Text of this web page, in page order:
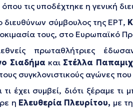
όπου τις υποδέχτηκε η γενική
διευθύνων σύμβουλος της ΕΡΤ,
τους, στο Ευρωπαϊκό
πρωταθλήτριες
Σιαδήμα και Στέλλα
συγκλονιστικούς αγώνες
τι έχει συμβεί, διότι ξέραμε
η Ελευθερία Πλευρίτου, με τη